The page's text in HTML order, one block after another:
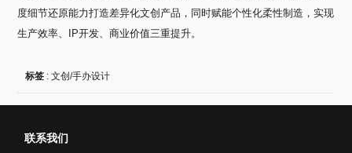
度细节还原能力打造差异化文创产品，同时赋能个性化柔性制造，实现
生产效率、
IP开发、商业价值三重提升。
标签 :文创/手办设计
联系我们